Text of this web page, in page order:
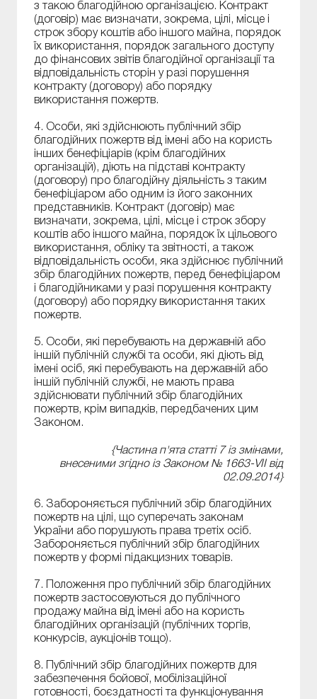
з такою благодійною організацією. Контракт
(договір) має визначати, зокрема, цілі, місце і
строк збору коштів або іншого майна, порядок
їх використання, порядок загального доступу
до фінансових звітів благодійної організації та
відповідальність сторін у разі порушення
контракту (договору) або порядку
використання пожертв.
4. Особи, які здійснюють публічний збір
благодійних пожертв від імені або на користь
інших бенефіціарів (крім благодійних
організацій), діють на підставі контракту
(договору) про благодійну діяльність з таким
бенефіціаром або одним із його законних
представників. Контракт (договір) має
визначати, зокрема, цілі, місце і строк збору
коштів або іншого майна, порядок їх цільового
використання, обліку та звітності, а також
відповідальність особи, яка здійснює публічний
збір благодійних пожертв, перед бенефіціаром
і благодійниками у разі порушення контракту
(договору) або порядку використання таких
пожертв.
5. Особи, які перебувають на державній або
іншій публічній службі та особи, які діють від
імені осіб, які перебувають на державній або
іншій публічній службі, не мають права
здійснювати публічний збір благодійних
пожертв, крім випадків, передбачених цим
Законом.
{Частина п'ята статті 7 із змінами,
внесеними згідно із Законом № 1663-VII від
02.09.2014}
6. Забороняється публічний збір благодійних
пожертв на цілі, що суперечать законам
України або порушують права третіх осіб.
Забороняється публічний збір благодійних
пожертв у формі підакцизних товарів.
7. Положення про публічний збір благодійних
пожертв застосовуються до публічного
продажу майна від імені або на користь
благодійних організацій (публічних торгів,
конкурсів, аукціонів тощо).
8. Публічний збір благодійних пожертв для
забезпечення бойової, мобілізаційної
готовності, боєздатності та функціонування